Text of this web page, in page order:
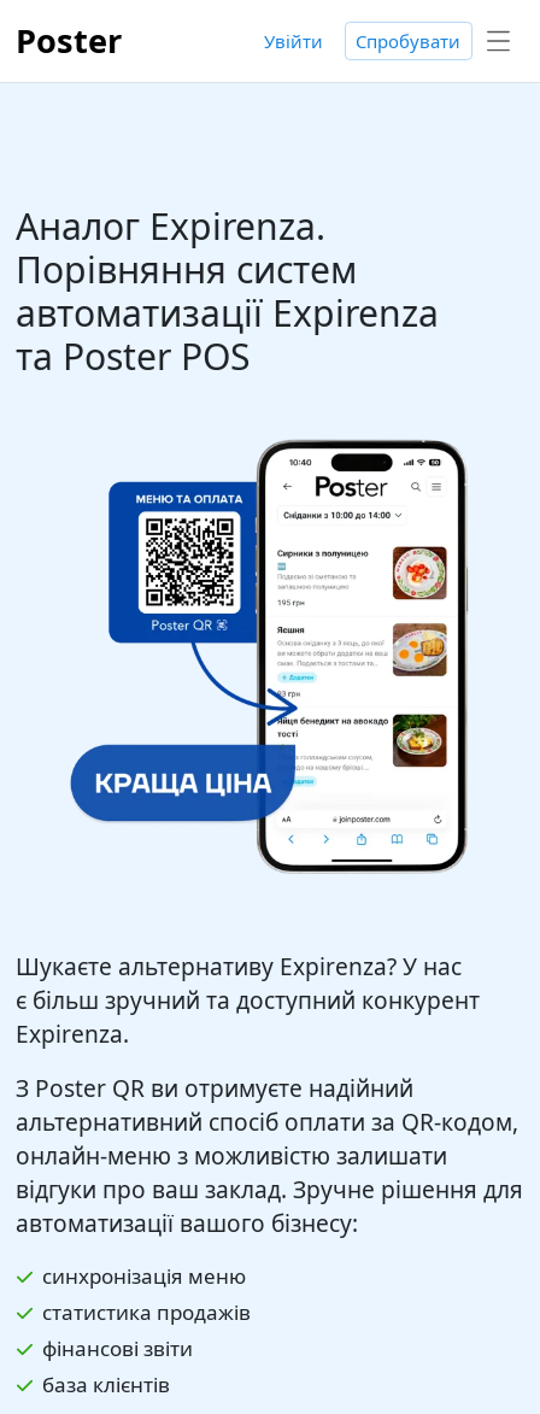
Poster Увійти Спробувати
Аналог Expirenza.
Порівняння систем
автоматизації Expirenza
та Poster POS
Шукаєте альтернативу Expirenza? У нас
є більш зручний та доступний конкурент
Expirenza.
З Poster QR ви отримуєте надійний
альтернативний спосіб оплати за QR-кодом,
онлайн-меню з можливістю залишати
відгуки про ваш заклад. Зручне рішення для
автоматизації вашого бізнесу:
синхронізація меню
статистика продажів
фінансові звіти
база клієнтів